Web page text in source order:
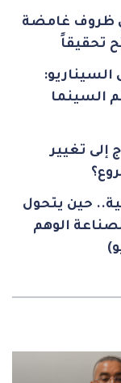
ظروف غامضة
تحقيقاً
السيناريو:
السينما
إلى تغيير
حين يتحول
الوهم